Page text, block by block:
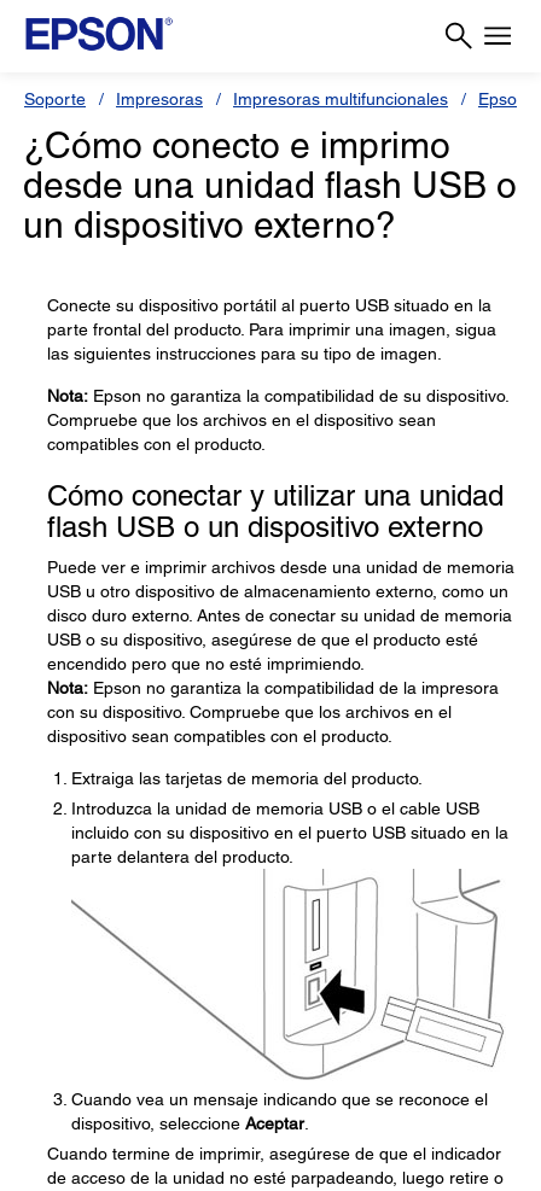
Soporte Impresoras Impresoras multifuncionales Epson L
¿Cómo conecto e imprimo
desde una unidad flash USB o
un dispositivo externo?
Conecte su dispositivo portátil al puerto USB situado en la
parte frontal del producto. Para imprimir una imagen, sigua
las siguientes instrucciones para su tipo de imagen.
Nota: Epson no garantiza la compatibilidad de su dispositivo.
Compruebe que los archivos en el dispositivo sean
compatibles con el producto.
Cómo conectar y utilizar una unidad
flash USB o un dispositivo externo
Puede ver e imprimir archivos desde una unidad de memoria
USB u otro dispositivo de almacenamiento externo, como un
disco duro externo. Antes de conectar su unidad de memoria
USB o su dispositivo, asegúrese de que el producto esté
encendido pero que no esté imprimiendo.
Nota: Epson no garantiza la compatibilidad de la impresora
con su dispositivo. Compruebe que los archivos en el
dispositivo sean compatibles con el producto.
Extraiga las tarjetas de memoria del producto.
Introduzca la unidad de memoria USB o el cable USB
incluido con su dispositivo en el puerto USB situado en la
parte delantera del producto.
Cuando vea un mensaje indicando que se reconoce el
dispositivo, seleccione Aceptar.
Cuando termine de imprimir, asegúrese de que el indicador
de acceso de la unidad no esté parpadeando, luego retire o